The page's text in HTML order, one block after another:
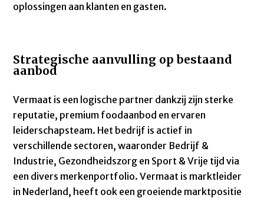
oplossingen aan klanten en gasten.
Strategische aanvulling op bestaand
aanbod
Vermaat is een logische partner dankzij zijn sterke
reputatie, premium foodaanbod en ervaren
leiderschapsteam. Het bedrijf is actief in
verschillende sectoren, waaronder Bedrijf &
Industrie, Gezondheidszorg en Sport & Vrije tijd via
een divers merkenportfolio. Vermaat is marktleider
in Nederland, heeft ook een groeiende marktpositie